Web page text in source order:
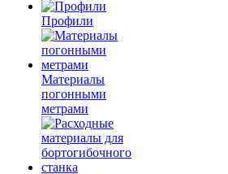
Профили
Материалы
погонными
метрами